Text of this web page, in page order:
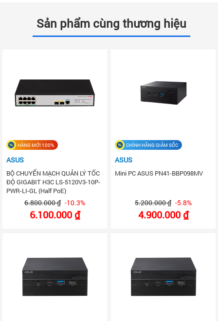
Sản phẩm cùng thương hiệu
HÀNG MỚI 100%
ASUS
BỘ CHUYỂN MẠCH QUẢN LÝ TỐC
ĐỘ GIGABIT H3C LS-5120V3-10P-
PWR-LI-GL (Half PoE)
6.800.000 ₫ -10.3%
6.100.000 ₫
CHÍNH HÃNG GIẢM SỐC
ASUS
Mini PC ASUS PN41-BBP098MV
5.200.000 ₫ -5.8%
4.900.000 ₫